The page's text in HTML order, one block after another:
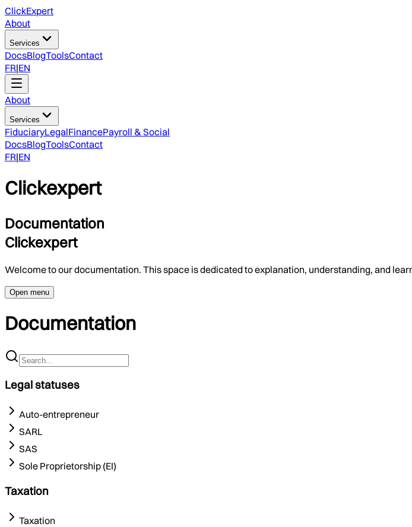
ClickExpert
About
Services
DocsBlogToolsContact
FR|EN
About
Services
FiduciaryLegalFinancePayroll & Social
DocsBlogToolsContact
FR|EN
Clickexpert
Documentation
Clickexpert
Welcome to our documentation. This space is dedicated to explanation, understanding, and
Open menu
Documentation
Legal statuses
Auto-entrepreneur
SARL
SAS
Sole Proprietorship (EI)
Taxation
Taxation